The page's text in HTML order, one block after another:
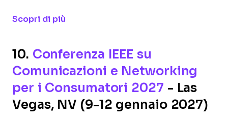
Scopri di più
10. Conferenza IEEE su
Comunicazioni e Networking
per i Consumatori 2027 - Las
Vegas, NV (9-12 gennaio 2027)